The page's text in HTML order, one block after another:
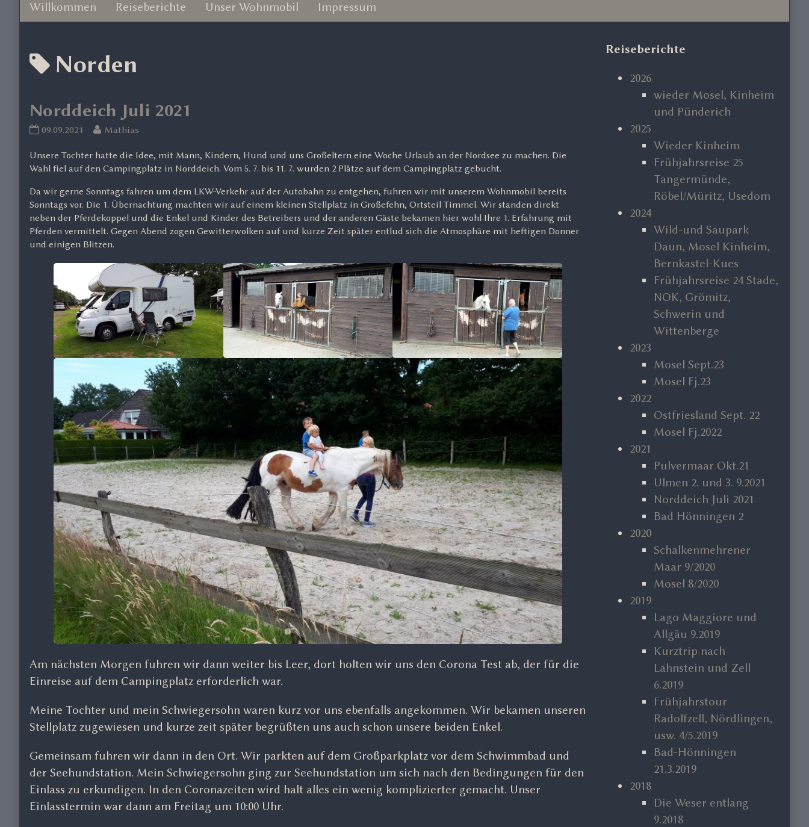
Willkommen Reiseberichte Unser Wohnmobil Impressum
Posts
tagged
Norden
Norddeich Juli 2021
Norddeich
2021
published
09.09.2021
Read
posts
by
author
of
Norddeich
Mathias
Unsere Tochter hatte die Idee, mit Mann, Kindern, Hund und uns Großeltern eine Woche Urlaub an der Nordsee zu machen. Die
Wahl fiel auf den Campingplatz in Norddeich. Vom 5. 7. bis 11. 7. wurden 2 Plätze auf dem Campingplatz gebucht.
Da wir gerne Sonntags fahren um dem LKW-Verkehr auf der Autobahn zu entgehen, fuhren wir mit unserem Wohnmobil bereits
Sonntags vor. Die 1. Übernachtung machten wir auf einem kleinen Stellplatz in Großefehn, Ortsteil Timmel. Wir standen direkt
neben der Pferdekoppel und die Enkel und Kinder des Betreibers und der anderen Gäste bekamen hier wohl Ihre 1. Erfahrung mit
Pferden vermittelt. Gegen Abend zogen Gewitterwolken auf und kurze Zeit später entlud sich die Atmosphäre mit heftigen Donner
und einigen Blitzen.
Am nächsten Morgen fuhren wir dann weiter bis Leer, dort holten wir uns den Corona Test ab, der für die
Einreise auf dem Campingplatz erforderlich war.
Meine Tochter und mein Schwiegersohn waren kurz vor uns ebenfalls angekommen. Wir bekamen unseren
Stellplatz zugewiesen und kurze zeit später begrüßten uns auch schon unsere beiden Enkel.
Gemeinsam fuhren wir dann in den Ort. Wir parkten auf dem Großparkplatz vor dem Schwimmbad und
der Seehundstation. Mein Schwiegersohn ging zur Seehundstation um sich nach den Bedingungen für den
Einlass zu erkundigen. In den Coronazeiten wird halt alles ein wenig komplizierter gemacht. Unser
Einlasstermin war dann am Freitag um 10:00 Uhr.
Primary
Sidebar
Reiseberichte
2026
wieder Mosel, Kinheim
und Pünderich
2025
Wieder Kinheim
Frühjahrsreise 25
Tangermünde,
Röbel/Müritz, Usedom
2024
Wild-und Saupark
Daun, Mosel Kinheim,
Bernkastel-Kues
Frühjahrsreise 24 Stade,
NOK, Grömitz,
Schwerin und
Wittenberge
2023
Mosel Sept.23
Mosel Fj.23
2022
Ostfriesland Sept. 22
Mosel Fj.2022
2021
Pulvermaar Okt.21
Ulmen 2. und 3. 9.2021
Norddeich Juli 2021
Bad Hönningen 2
2020
Schalkenmehrener
Maar 9/2020
Mosel 8/2020
2019
Lago Maggiore und
Allgäu 9.2019
Kurztrip nach
Lahnstein und Zell
6.2019
Frühjahrstour
Radolfzell, Nördlingen,
usw. 4/5.2019
Bad-Hönningen
21.3.2019
2018
Die Weser entlang
9.2018